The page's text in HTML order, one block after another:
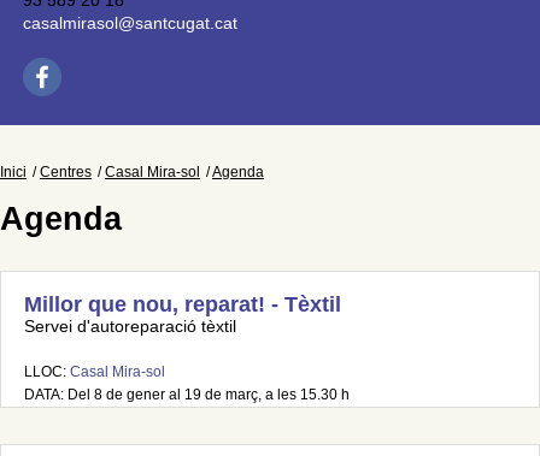
casalmirasol@santcugat.cat
Inici Centres Casal Mira-sol Agenda
Agenda
Millor que nou, reparat! - Tèxtil
Servei d'autoreparació tèxtil
LLOC: Casal Mira-sol
DATA: Del 8 de gener al 19 de març, a les 15.30 h